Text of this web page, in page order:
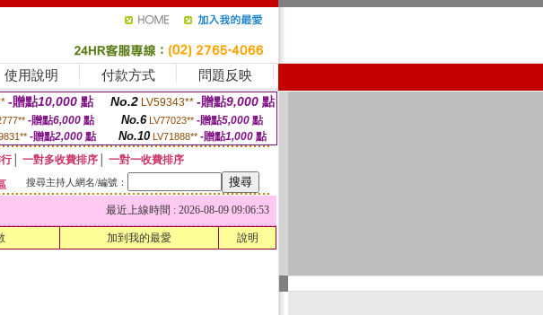
使用說明 付款方式 問題反映
-贈點10,000 點 No.2 LV59343** -贈點9,000 點
-贈點6,000點 No.6 LV77023** -贈點5,000點
-贈點2,000點 No.10 LV71888** -贈點1,000 點
│ 一對多收費排序
一對一收費排序
搜尋主持人網名/編號：
最近上線時間 : 2026-08-09 09:06:53
加到我的最愛 說明